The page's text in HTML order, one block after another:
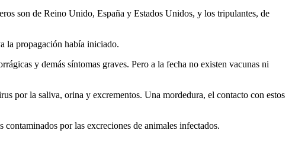
son de Reino Unido, España y Estados Unidos, y los tripulantes, de
la propagación había iniciado.
y demás síntomas graves. Pero a la fecha no existen vacunas ni
por la saliva, orina y excrementos. Una mordedura, el contacto con estos
por las excreciones de animales infectados.